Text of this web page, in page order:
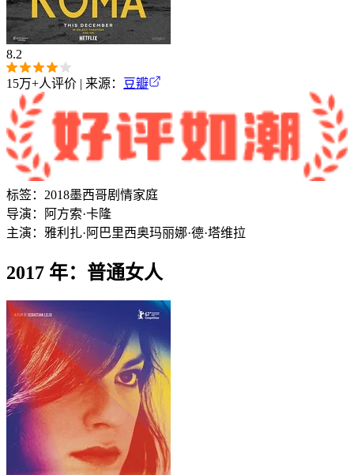
8.2
15万+人评价 | 来源： 豆瓣
标签： 2018墨西哥剧情家庭
导演：
阿方索·卡隆
主演： 雅利扎·阿巴里西奥玛丽娜·德·塔维拉
2017 年：普通女人